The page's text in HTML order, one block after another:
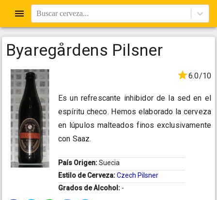
Buscar cerveza...
Byaregårdens Pilsner
6.0/10
Es un refrescante inhibidor de la sed en el
espíritu checo. Hemos elaborado la cerveza
en lúpulos malteados finos exclusivamente
con Saaz.
País Origen:Suecia
Estilo de Cerveza:Czech Pilsner
Grados de Alcohol: -